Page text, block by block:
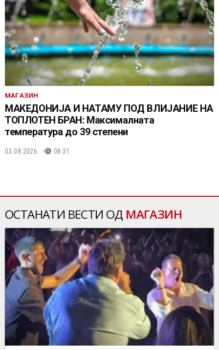
МАГАЗИН
МАКЕДОНИЈА И НАТАМУ ПОД ВЛИЈАНИЕ НА
ТОПЛОТЕН БРАН: Максималната
температура до 39 степени
03.08.2026. 08:31
ОСТАНАТИ ВЕСТИ ОД МАГАЗИН